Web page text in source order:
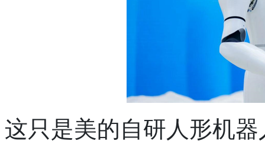
这只是美的自研人形机